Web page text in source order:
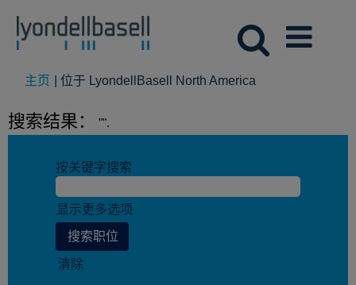
主页 位于 LyondellBasell North America
面）
搜索结果： "".
按关键字搜索
显示更多选项
清除